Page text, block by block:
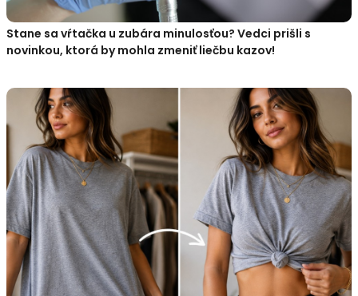
Stane sa vŕtačka u zubára minulosťou? Vedci prišli s
novinkou, ktorá by mohla zmeniť liečbu kazov!